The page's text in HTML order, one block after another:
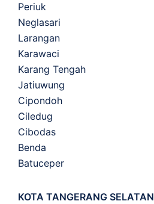
Periuk
Neglasari
Larangan
Karawaci
Karang Tengah
Jatiuwung
Cipondoh
Ciledug
Cibodas
Benda
Batuceper
KOTA TANGERANG SELATAN